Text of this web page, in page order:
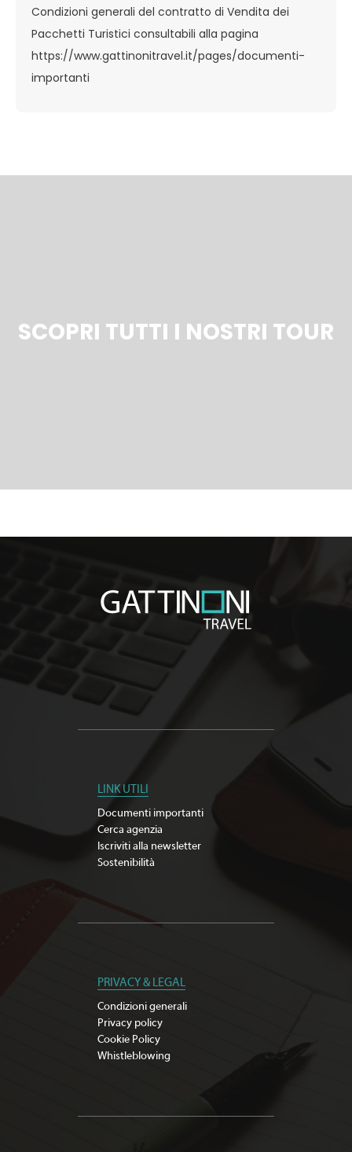
Condizioni generali del contratto di Vendita dei
Pacchetti Turistici consultabili alla pagina
https://www.gattinonitravel.it/pages/documenti-
importanti
SCOPRI TUTTI I NOSTRI TOUR
LINK UTILI
Documenti importanti
Cerca agenzia
Iscriviti alla newsletter
Sostenibilità
PRIVACY & LEGAL
Condizioni generali
Privacy policy
Cookie Policy
Whistleblowing